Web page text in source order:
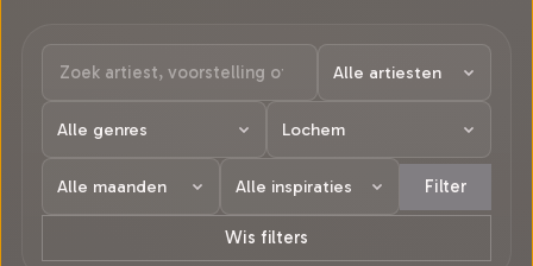
Filter
Wis filters